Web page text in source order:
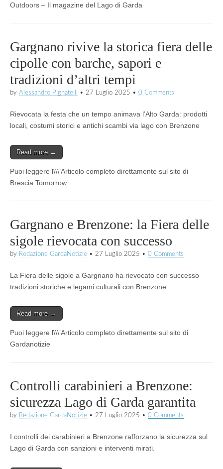
Outdoors – Il magazine del Lago di Garda
Gargnano rivive la storica fiera delle
cipolle con barche, sapori e
tradizioni d’altri tempi
by Alessandro Pignatelli • 27 Luglio 2025 • 0 Comments
Rievocata la festa che un tempo animava l’Alto Garda: prodotti
locali, costumi storici e antichi scambi via lago con Brenzone
Read more →
Puoi leggere l\\\’Articolo completo direttamente sul sito di
Brescia Tomorrow
Gargnano e Brenzone: la Fiera delle
sigole rievocata con successo
by Redazione GardaNotizie • 27 Luglio 2025 • 0 Comments
La Fiera delle sigole a Gargnano ha rievocato con successo
tradizioni storiche e legami culturali con Brenzone.
Read more →
Puoi leggere l\\\’Articolo completo direttamente sul sito di
Gardanotizie
Controlli carabinieri a Brenzone:
sicurezza Lago di Garda garantita
by Redazione GardaNotizie • 27 Luglio 2025 • 0 Comments
I controlli dei carabinieri a Brenzone rafforzano la sicurezza sul
Lago di Garda con sanzioni e interventi mirati.